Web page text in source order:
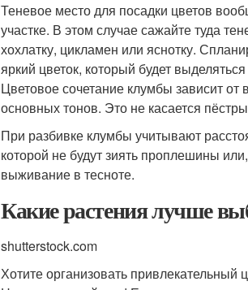
Теневое место для посадки цветов
участке. В этом случае сажайте туда
хохлатку, цикламен или яснотку.
яркий цветок, который будет
Цветовое сочетание клумбы зависит
основных тонов. Это не касается
При разбивке клумбы учитывают
которой не будут зиять проплешины
выживание в тесноте.
Какие растения лучше
shutterstock.com
Хотите организовать привлекательный